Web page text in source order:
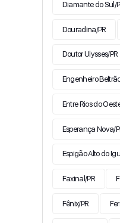
Diamante do Sul/
Douradina/PR
Doutor Ulysses/PR
Engenheiro
Entre Rios do
Esperança Nova/
Espigão Alto do
Faxinal/PR
Fênix/PR